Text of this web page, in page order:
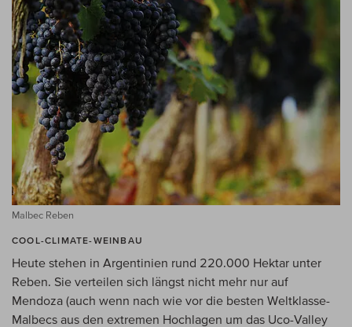
Malbec Reben
COOL-CLIMATE-WEINBAU
Heute stehen in Argentinien rund 220.000 Hektar unter
Reben. Sie verteilen sich längst nicht mehr nur auf
Mendoza (auch wenn nach wie vor die besten Weltklasse-
Malbecs aus den extremen Hochlagen um das Uco-Valley